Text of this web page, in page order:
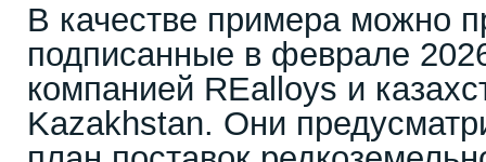
В качестве примера можно
подписанные в феврале
компанией REalloys и
Kazakhstan. Они